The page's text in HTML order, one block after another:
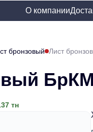
О компании
бронзовый Лист
тн